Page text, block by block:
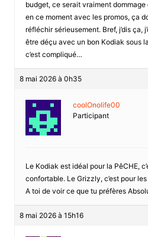
budget, ce serait vraiment dommage
en ce moment avec les promos, ça
réfléchir sérieusement. Bref, j’dis ça,
être déçu avec un bon Kodiak sous
c’est compliqué…
8 mai 2026 à 0h35
coolOnolife00
Participant
Le Kodiak est idéal pour la PêCHE,
confortable. Le Grizzly, c’est pour
A toi de voir ce que tu préfères
8 mai 2026 à 15h16